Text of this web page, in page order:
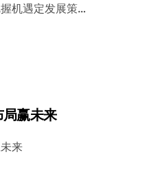
握机遇定发展策…
赢未来
来